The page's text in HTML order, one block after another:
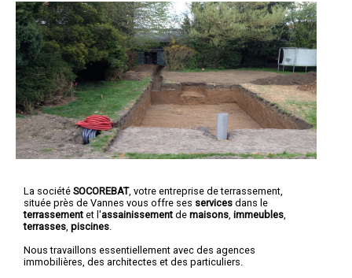
La société SOCOREBAT, votre entreprise de terrassement
située près de Vannes vous offre ses services dans le
terrassement et l'assainissement de maisons immeubles
terrasses piscines
Nous travaillons essentiellement avec des agences
immobilières, des architectes et des particuliers.